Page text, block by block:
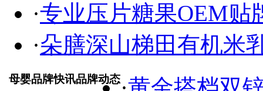
·专业压片糖果OEM贴
·朵膳深山梯田有机米
母婴品牌快讯品牌动态